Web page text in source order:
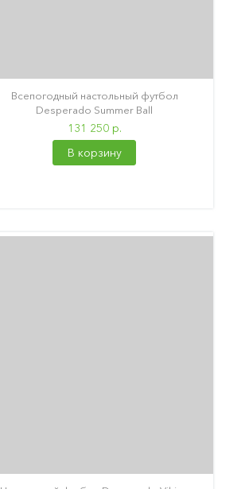
Всепогодный настольный футбол
Desperado Summer Ball
131 250 р.
В корзину